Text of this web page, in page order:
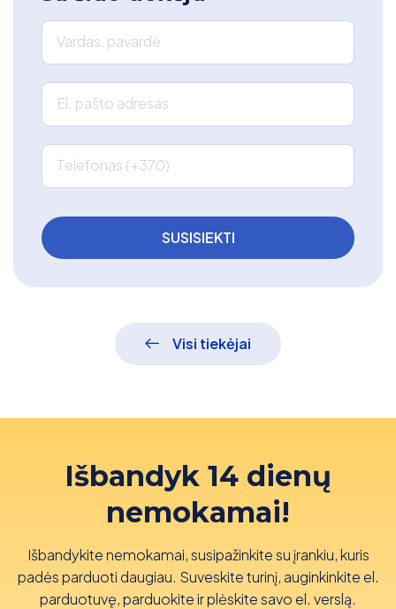
Vardas, pavardė
El. pašto adresas
Telefonas (+370)
Visi tiekėjai
Išbandyk 14 dienų
nemokamai!
Išbandykite nemokamai, susipažinkite su įrankiu, kuris
padės parduoti daugiau. Suveskite turinį, auginkinkite el.
parduotuvę, parduokite ir plėskite savo el. verslą.